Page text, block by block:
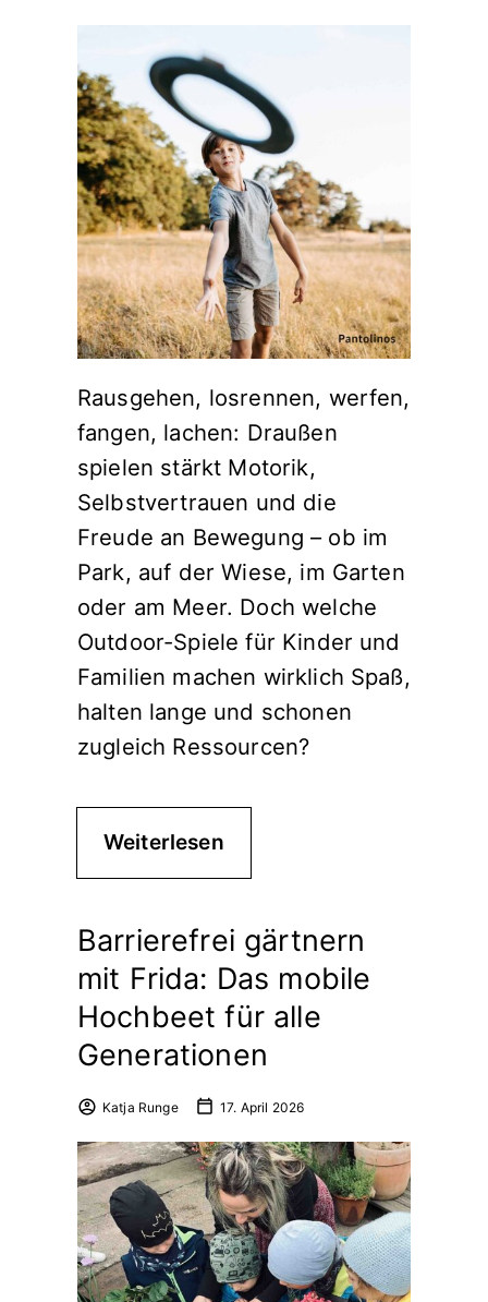
Rausgehen, losrennen, werfen,
fangen, lachen: Draußen
spielen stärkt Motorik,
Selbstvertrauen und die
Freude an Bewegung – ob im
Park, auf der Wiese, im Garten
oder am Meer. Doch welche
Outdoor-Spiele für Kinder und
Familien machen wirklich Spaß,
halten lange und schonen
zugleich Ressourcen?
Weiterlesen
Barrierefrei gärtnern
mit Frida: Das mobile
Hochbeet für alle
Generationen
Katja Runge 17. April 2026